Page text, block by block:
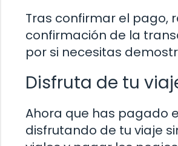
Tras confirmar el pago,
confirmación de la
por si necesitas
Disfruta de tu
Ahora que has pagado
disfrutando de tu viaje